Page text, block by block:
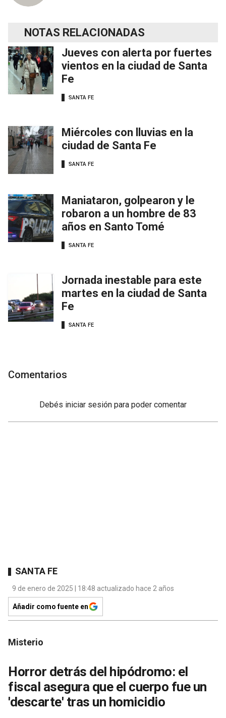
NOTAS RELACIONADAS
Jueves con alerta por fuertes
vientos en la ciudad de Santa
Fe
SANTA FE
Miércoles con lluvias en la
ciudad de Santa Fe
SANTA FE
Maniataron, golpearon y le
robaron a un hombre de 83
años en Santo Tomé
SANTA FE
Jornada inestable para este
martes en la ciudad de Santa
Fe
SANTA FE
Comentarios
Debés iniciar sesión para poder comentar
SANTA FE
9 de enero de 2025 | 18:48 actualizado hace 2 años
Añadir como fuente en
Misterio
Horror detrás del hipódromo: el
fiscal asegura que el cuerpo fue un
'descarte' tras un homicidio